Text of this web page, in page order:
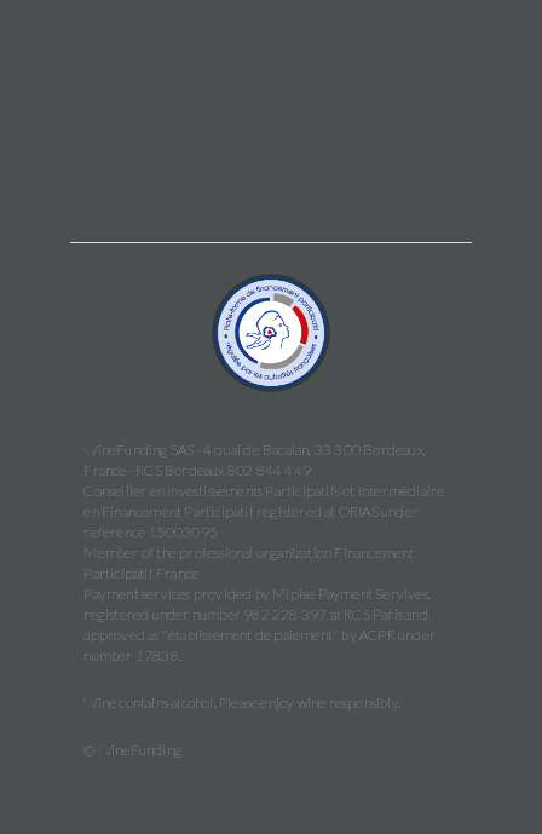
WineFunding SAS · 4 quai de Bacalan, 33 300 Bordeaux,
France · RCS Bordeaux 802 844 449
Conseiller en Investissements Participatifs et Intermédiaire
en Financement Participatif registered at ORIAS under
reference 15003095
Member of the professional organization Financement
Participatif France
Payment services provided by Mipise Payment Servives,
registered under number 982 228 397 at RCS Paris and
approved as "établissement de paiement" by ACPR under
number 17838.
Wine contains alcohol. Please enjoy wine responsibly.
© WineFunding